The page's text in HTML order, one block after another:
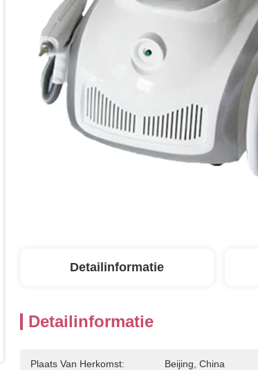
Detailinformatie
Detailinformatie
Plaats Van Herkomst: Beijing, China